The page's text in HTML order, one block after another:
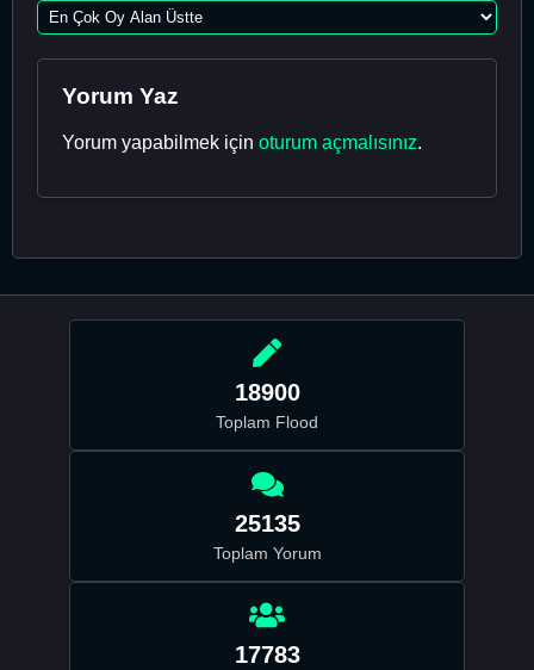
Yorum Yaz
Yorum yapabilmek için oturum açmalısınız.
18900
Toplam Flood
25135
Toplam Yorum
17783